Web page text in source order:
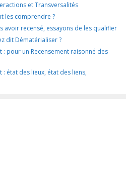
et Transversalités
les comprendre ?
avoir recensé, essayons de les qualifier
dit Dématérialiser ?
pour un Recensement raisonné des
état des lieux, état des liens,